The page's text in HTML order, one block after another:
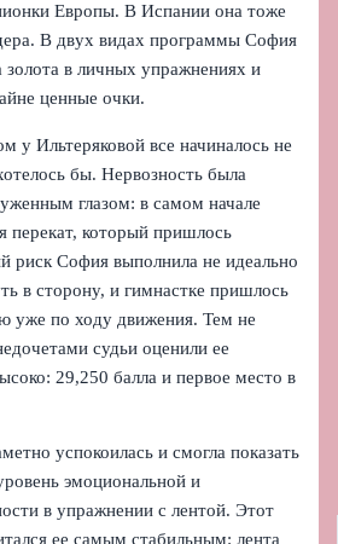
Европы. В Испании она тоже
В двух видах программы София
золота в личных упражнениях и
ценные очки.
у Ильтеряковой все начиналось не
бы. Нервозность была
глазом: в самом начале
перекат, который пришлось
риск София выполнила не идеально
в сторону, и гимнастке пришлось
уже по ходу движения. Тем не
судьи оценили ее
29,250 балла и первое место в
успокоилась и смогла показать
эмоциональной и
в упражнении с лентой. Этот
ее самым стабильным: лента